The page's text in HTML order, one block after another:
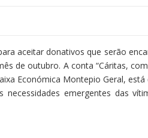
aceitar donativos que serão
de outubro. A conta “Cáritas,
Económica Montepio Geral, está
emergentes das